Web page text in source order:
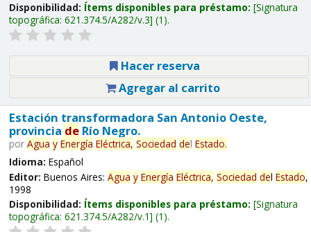
Disponibilidad: Ítems disponibles para préstamo: Signatura
topográfica: 621.374.5/A282/v.3 (1).
Hacer reserva
Agregar al carrito
Estación transformadora San Antonio Oeste,
provincia deRío Negro.
por Agua y Energía Eléctrica, Sociedad del Estado.
Idioma: Español
Editor: Buenos Aires: Agua y Energía Eléctrica, Sociedad del Estado,
1998
Disponibilidad: Ítems disponibles para préstamo: Signatura
topográfica: 621.374.5/A282/v.1 (1).